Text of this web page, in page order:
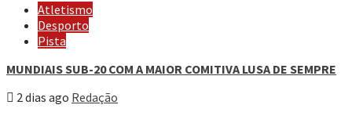
Atletismo
Desporto
Pista
MUNDIAIS SUB-20 COM A MAIOR COMITIVA LUSA DE SEMPRE
2 dias ago Redação